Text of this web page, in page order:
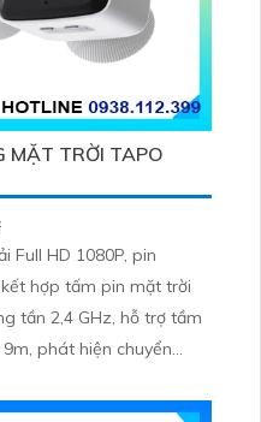
MẶT TRỜI TAPO
Full HD 1080P, pin
hợp tấm pin mặt trời
tần 2,4 GHz, hỗ trợ tầm
phát hiện chuyển